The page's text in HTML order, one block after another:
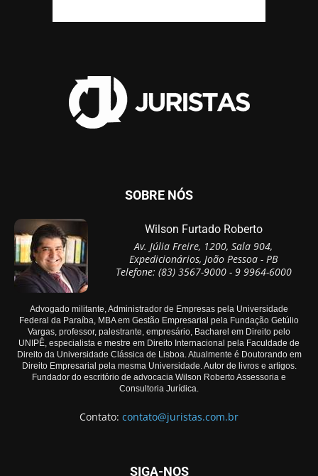
SOBRE NÓS
Wilson Furtado Roberto
Av. Júlia Freire, 1200, Sala 904,
Expedicionários, João Pessoa - PB
Telefone: (83) 3567-9000 - 9 9964-6000
Advogado militante, Administrador de Empresas pela Universidade
Federal da Paraíba, MBA em Gestão Empresarial pela Fundação Getúlio
Vargas, professor, palestrante, empresário, Bacharel em Direito pelo
UNIPÊ, especialista e mestre em Direito Internacional pela Faculdade de
Direito da Universidade Clássica de Lisboa. Atualmente é Doutorando em
Direito Empresarial pela mesma Universidade. Autor de livros e artigos.
Fundador do escritório de advocacia Wilson Roberto Assessoria e
Consultoria Jurídica.
Contato: contato@juristas.com.br
SIGA-NOS